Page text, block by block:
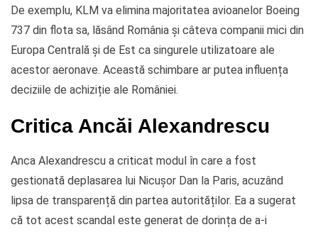
De exemplu, KLM va elimina majoritatea avioanelor Boeing
737 din flota sa, lăsând România și câteva companii mici din
Europa Centrală și de Est ca singurele utilizatoare ale
acestor aeronave. Această schimbare ar putea influența
deciziile de achiziție ale României.
Critica Ancăi Alexandrescu
Anca Alexandrescu a criticat modul în care a fost
gestionată deplasarea lui Nicușor Dan la Paris, acuzând
lipsa de transparență din partea autorităților. Ea a sugerat
că tot acest scandal este generat de dorința de a-i